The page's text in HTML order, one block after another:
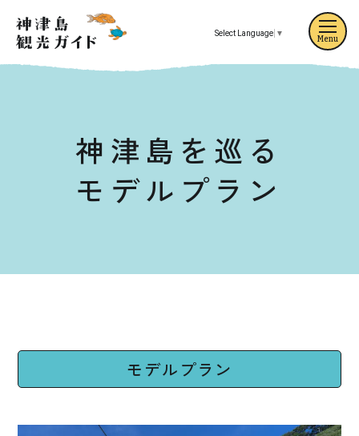
Select Language ▼
神津島を巡る
モデルプラン
モデルプラン
Menu